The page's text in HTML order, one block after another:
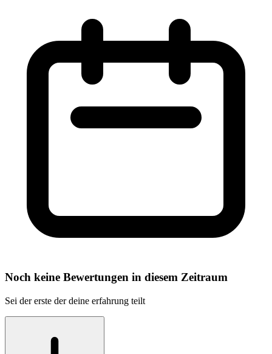
Noch keine Bewertungen in diesem Zeitraum
Sei der erste der deine erfahrung teilt